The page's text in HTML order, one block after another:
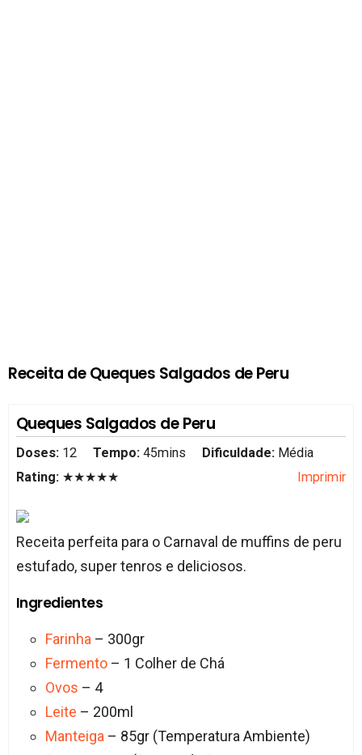
Receita de Queques Salgados de Peru
Queques Salgados de Peru
Doses: 12 Tempo: 45mins Dificuldade: Média
Rating: ★★★★★ Imprimir
Receita perfeita para o Carnaval de muffins de peru
estufado, super tenros e deliciosos.
Ingredientes
Farinha – 300gr
Fermento– 1 Colher de Chá
Ovos – 4
Leite – 200ml
Manteiga – 85gr (Temperatura Ambiente)